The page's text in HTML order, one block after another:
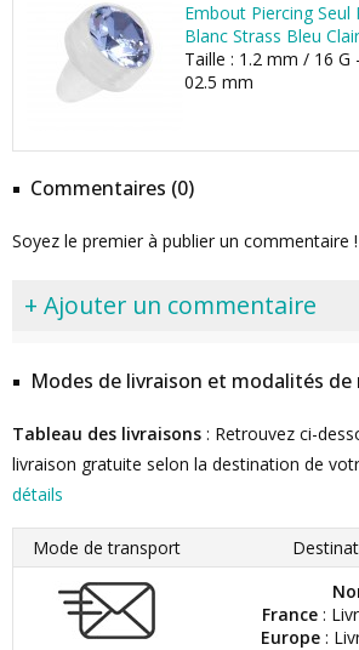
Embout Piercing
Blanc Strass Bleu Clair
Taille : 1.2 mm / 16
02.5 mm
Commentaires (0)
Soyez le premier à publier un commentaire !
+ Ajouter un commentaire
Modes de livraison et modalités
Tableau des livraisons : Retrouvez ci-
livraison gratuite selon la destination de
détails
Mode de transport
France :
Europe: